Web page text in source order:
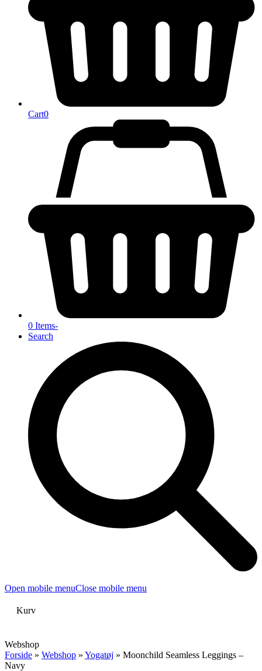
Cart0
0 Items-
Search
Open mobile menuClose mobile menu
Kurv
Webshop
Forside » Webshop » Yogatøj » Moonchild Seamless Leggings –
Navy